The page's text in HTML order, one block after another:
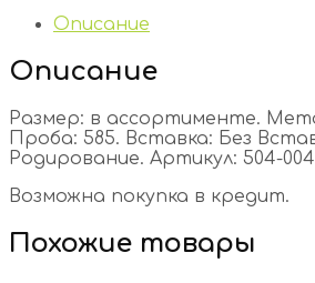
Отправить
Описание
Описание
Размер: в ассортименте.
Проба: 585. Вставка: Без
Родирование. Артикул: 504-
Возможна покупка в кредит.
Похожие товары